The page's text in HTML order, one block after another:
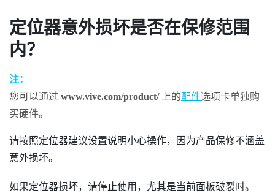
定位器意外损坏是否在保修范围
内？
注：
您可以通过 www.vive.com/product/上的配件选项卡单独购
买硬件。
请按照定位器建议设置说明小心操作，因为产品保修不涵盖
意外损坏。
如果定位器损坏，请停止使用，尤其是当前面板破裂时。